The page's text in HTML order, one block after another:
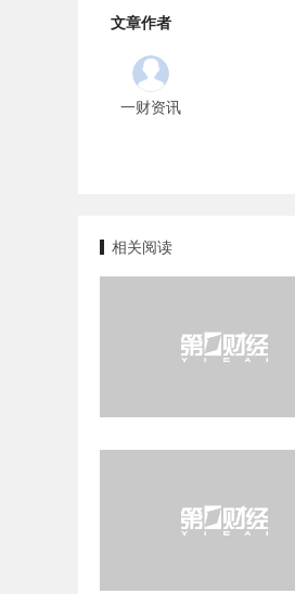
文章作者
一财资讯
相关阅读